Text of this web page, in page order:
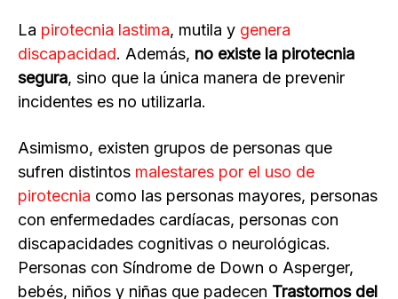
La pirotecnia lastima, mutila y genera
discapacidad. Además, no existe la pirotecnia
segura, sino que la única manera de prevenir
incidentes es no utilizarla.
Asimismo, existen grupos de personas que
sufren distintos malestares por el uso de
pirotecnia como las personas mayores, personas
con enfermedades cardíacas, personas con
discapacidades cognitivas o neurológicas.
Personas con Síndrome de Down o Asperger,
bebés, niños y niñas que padecen Trastornos del